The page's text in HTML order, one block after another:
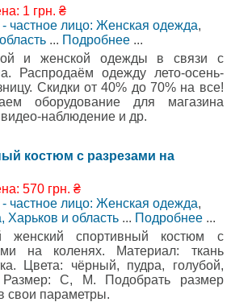
1 грн. ₴
частное лицо: Женская одежда,
... Подробнее ...
и женской одежды в связи с
Распродаём одежду лето-осень-
Скидки от 40% до 70% на все!
оборудование для магазина
наблюдение и др.
костюм с разрезами на
570 грн. ₴
частное лицо: Женская одежда,
Харьков и область ... Подробнее ...
женский спортивный костюм с
на коленях. Материал: ткань
Цвета: чёрный, пудра, голубой,
С, М. Подобрать размер
свои параметры.